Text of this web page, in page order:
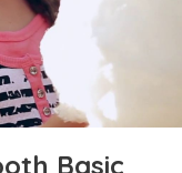
Basic